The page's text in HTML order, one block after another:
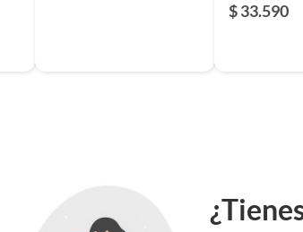
$ 33.590